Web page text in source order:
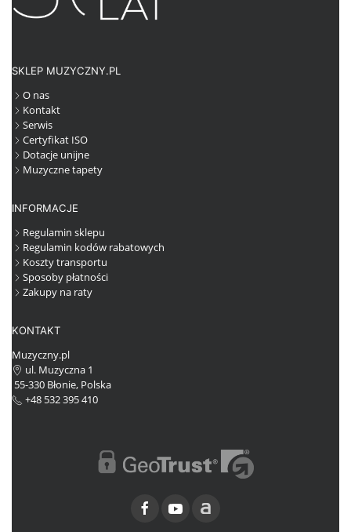
SKLEP MUZYCZNY.PL
O nas
Kontakt
Serwis
Certyfikat ISO
Dotacje unijne
Muzyczne tapety
INFORMACJE
Regulamin sklepu
Regulamin kodów rabatowych
Koszty transportu
Sposoby płatności
Zakupy na raty
KONTAKT
Muzyczny.pl
ul. Muzyczna 1
55-330 Błonie, Polska
+48 532 395 410